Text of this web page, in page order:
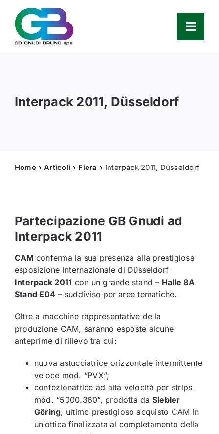
content
Prodotti
Ricambi
Contatti
Italiano
Interpack 2011, Düsseldorf
Home Articoli Fiera Interpack 2011, Düsseldorf
Partecipazione GB Gnudi ad
Interpack 2011
CAM conferma la sua presenza alla prestigiosa
esposizione internazionale di Düsseldorf
Interpack 2011 con un grande stand – Halle 8A
Stand E04 – suddiviso per aree tematiche.
Oltre a macchine rappresentative della
produzione CAM, saranno esposte alcune
anteprime di rilievo tra cui:
nuova astucciatrice orizzontale intermittente
veloce mod. “PVX”;
confezionatrice ad alta velocità per strips
mod. “5000.360”, prodotta da Siebler
Göring, ultimo prestigioso acquisto CAM in
un’ottica finalizzata al completamento della